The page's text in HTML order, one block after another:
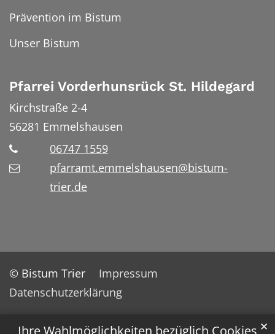
✕
Prävention im Bistum
Unser Bistum
Pfarrei Vorderhunsrück St. Hildegard
Kirchstraße 2-4
56281 Emmelshausen
06747 1559
pfarramt.emmelshausen@bistum-
trier.de
© Bistum Trier
Impressum
Datenschutzerklärung